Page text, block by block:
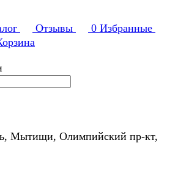
Отзывы 0 Избранные
Мытищи, Олимпийский пр-кт,